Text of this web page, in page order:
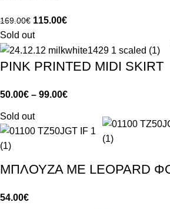
169.00€ 115.00€
Sold out
PINK PRINTED MIDI SKIRT
50.00€ – 99.00€
Sold out
ΜΠΛΟΥΖΑ ΜΕ LEOPARD
54.00€